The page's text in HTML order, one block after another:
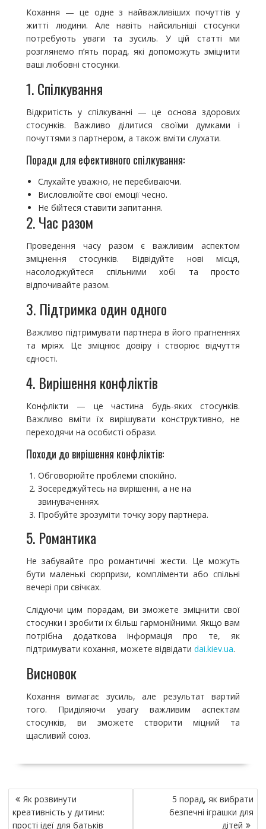
Кохання — це одне з найважливіших почуттів у
житті людини. Але навіть найсильніші стосунки
потребують уваги та зусиль. У цій статті ми
розглянемо п’ять порад, які допоможуть зміцнити
ваші любовні стосунки.
1. Спілкування
Відкритість у спілкуванні — це основа здорових
стосунків. Важливо ділитися своїми думками і
почуттями з партнером, а також вміти слухати.
Поради для ефективного спілкування:
Слухайте уважно, не перебиваючи.
Висловлюйте свої емоції чесно.
Не бійтеся ставити запитання.
2. Час разом
Проведення часу разом є важливим аспектом
зміцнення стосунків. Відвідуйте нові місця,
насолоджуйтеся спільними хобі та просто
відпочивайте разом.
3. Підтримка один одного
Важливо підтримувати партнера в його прагненнях
та мріях. Це зміцнює довіру і створює відчуття
єдності.
4. Вирішення конфліктів
Конфлікти — це частина будь-яких стосунків.
Важливо вміти їх вирішувати конструктивно, не
переходячи на особисті образи.
Походи до вирішення конфліктів:
Обговорюйте проблеми спокійно.
Зосереджуйтесь на вирішенні, а не на
звинуваченнях.
Пробуйте зрозуміти точку зору партнера.
5. Романтика
Не забувайте про романтичні жести. Це можуть
бути маленькі сюрпризи, компліменти або спільні
вечері при свічках.
Слідуючи цим порадам, ви зможете зміцнити свої
стосунки і зробити їх більш гармонійними. Якщо вам
потрібна додаткова інформація про те, як
підтримувати кохання, можете відвідати dai.kiev.ua.
Висновок
Кохання вимагає зусиль, але результат вартий
того. Приділяючи увагу важливим аспектам
стосунків, ви зможете створити міцний та
щасливий союз.
Н
а
Як розвинути
креативність у дитини:
прості ідеї для батьків
5 порад, як вибрати
безпечні іграшки для
дітей